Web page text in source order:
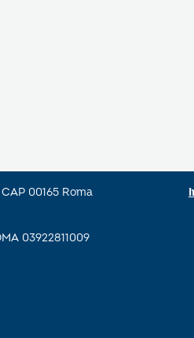
00165 Roma
03922811009